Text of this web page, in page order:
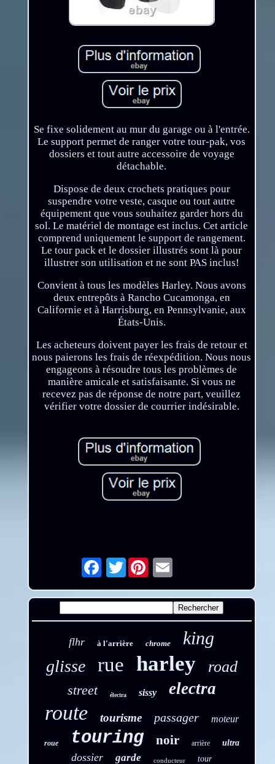
Se fixe solidement au mur du garage ou à l'entrée.
Le support permet de ranger votre tour-pak, vos
dossiers et tout autre accessoire de voyage
détachable.
Dispose de deux crochets pratiques pour
suspendre votre veste, casque ou tout autre
équipement que vous souhaitez garder hors du
sol. Le matériel de montage est inclus. Cet article
comprend uniquement le support de rangement.
Le tour pack et le dossier illustrés sont là pour
illustrer son utilisation et ne sont PAS inclus!
Convient à tous les modèles Harley. Nous avons
deux entrepôts à Rancho Cucamonga, en
Californie et à Harrisburg, en Pennsylvanie, aux
États-Unis.
Les acheteurs doivent payer les frais de retour et
nous paierons les frais de réexpédition. Nous nous
engageons à résoudre tous les problèmes de
manière amicale et satisfaisante. Si vous ne
recevez pas de réponse de notre part, veuillez
vérifier votre dossier de courrier indésirable.
Twitter Email
flhr à l'arrière chrome king
glisse rue harley road
street électra sissy electra
route tourisme passager moteur
roue touring noir arrière ultra
dossier garde conducteur tour